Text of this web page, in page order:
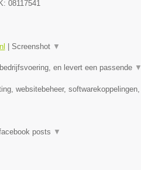
08117541
Screenshot ▼
en levert een passende ▼
websitebeheer, softwarekoppelingen,
posts ▼